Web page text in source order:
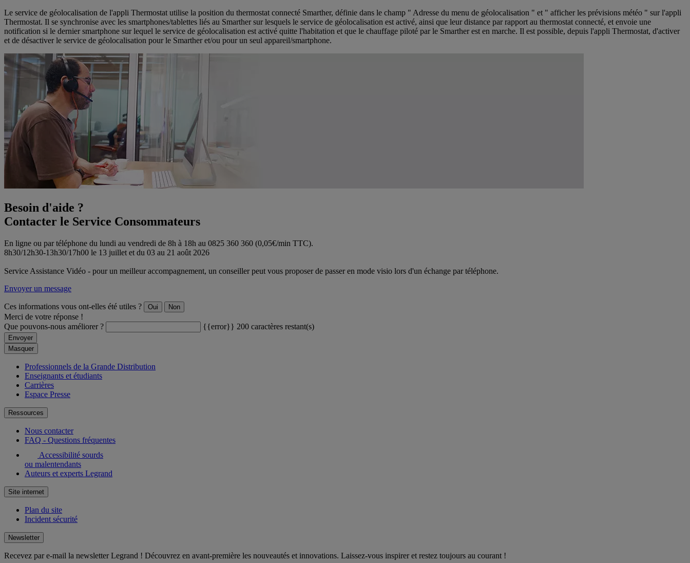
Le service de géolocalisation de l'appli Thermostat utilise la position du thermostat connecté Smarther, définie dans le champ " Adresse du menu de géolocalisation " et " afficher les prévisions météo " sur l'appli
Thermostat. Il se synchronise avec les smartphones/tablettes liés au Smarther sur lesquels le service de géolocalisation est activé, ainsi que leur distance par rapport au thermostat connecté, et envoie une
notification si le dernier smartphone sur lequel le service de géolocalisation est activé quitte l'habitation et que le chauffage piloté par le Smarther est en marche. Il est possible, depuis l'appli Thermostat, d'activer
et de désactiver le service de géolocalisation pour le Smarther et/ou pour un seul appareil/smartphone.
Besoin d'aide ?
Contacter le Service Consommateurs
En ligne ou par téléphone du lundi au vendredi de 8h à 18h au 0825 360 360 (0,05€/min TTC).
8h30/12h30-13h30/17h00 le 13 juillet et du 03 au 21 août 2026
Service Assistance Vidéo - pour un meilleur accompagnement, un conseiller peut vous proposer de passer en mode visio lors d'un échange par téléphone.
Envoyer un message
Ces informations vous ont-elles été utiles ? Oui Non
Merci de votre réponse !
Que pouvons-nous améliorer ?
{{error}} 200 caractères restant(s)
Envoyer
Masquer
Professionnels de la Grande Distribution
Enseignants et étudiants
Carrières
Espace Presse
Ressources
Nous contacter
FAQ - Questions fréquentes
Accessibilité sourds
ou malentendants
Auteurs et experts Legrand
Site internet
Plan du site
Incident sécurité
Newsletter
Recevez par e-mail la newsletter Legrand ! Découvrez en avant-première les nouveautés et innovations. Laissez-vous inspirer et restez toujours au courant !